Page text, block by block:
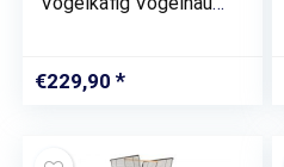
Nymphensittich die
Wellensittichvoliere
€229,90